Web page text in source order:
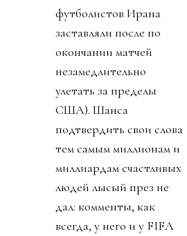
футболистов Ирана
заставляли после по
окончании матчей
незамедлительно
улетать за пределы
США). Шанса
подтвердить свои слова
тем самым миллионам и
миллиардам счастливых
людей лысый през не
дал: комменты, как
всегда, у него и у FIFA